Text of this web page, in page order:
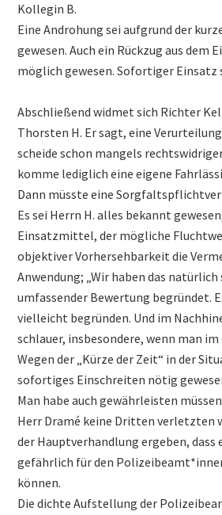
Kollegin B.
Eine Androhung sei aufgrund der
gewesen. Auch ein Rückzug aus dem
möglich gewesen. Sofortiger Einsatz
Abschließend widmet sich Richter
Thorsten H. Er sagt, eine Verurteilung
scheide schon mangels
komme lediglich eine eigene
Dann müsste eine
Es sei Herrn H. alles bekannt
Einsatzmittel, der mögliche
objektiver Vorhersehbarkeit die
Anwendung; „Wir haben das
umfassender Bewertung begründet.
vielleicht begründen. Und im
schlauer, insbesondere, wenn man
Wegen der „Kürze der Zeit“ in der
sofortiges Einschreiten nötig
Man habe auch gewährleisten
Herr Dramé keine Dritten verletzten
der Hauptverhandlung ergeben, dass
gefährlich für den
können.
Die dichte Aufstellung der